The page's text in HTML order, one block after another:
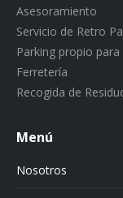
Asesoramiento
Servicio de Retro
Parking propio para
Ferretería
Recogida de
Menú
Nosotros